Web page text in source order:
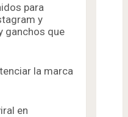
para
y
ganchos que
la marca
en